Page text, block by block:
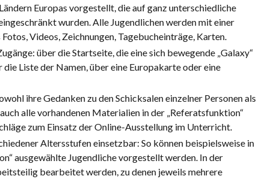
Europas vorgestellt, die auf ganz unterschiedliche
wurden. Alle Jugendlichen werden mit einer
Videos, Zeichnungen, Tagebucheinträge, Karten.
über die Startseite, die eine sich bewegende „Galaxy“
Liste der Namen, über eine Europakarte oder eine
ihre Gedanken zu den Schicksalen einzelner Personen als
alle vorhandenen Materialien in der „Referatsfunktion“
zum Einsatz der Online-Ausstellung im Unterricht.
Altersstufen einsetzbar: So können beispielsweise in
ausgewählte Jugendliche vorgestellt werden. In der
bearbeitet werden, zu denen jeweils mehrere